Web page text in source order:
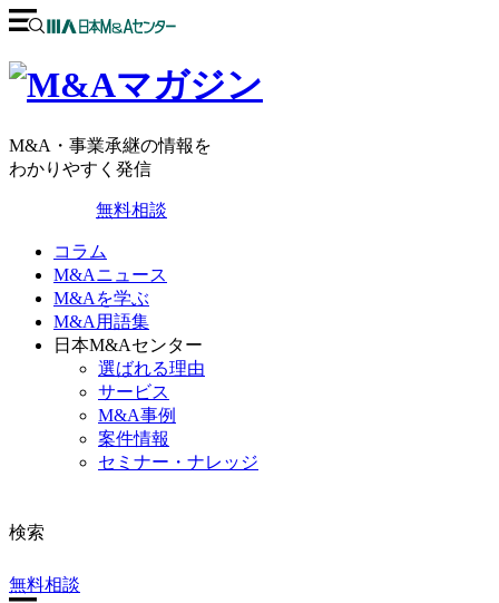
M&A・事業承継の情報を
わかりやすく発信
無料相談
コラム
M&Aニュース
M&Aを学ぶ
M&A用語集
日本M&Aセンター
選ばれる理由
サービス
M&A事例
案件情報
セミナー・ナレッジ
検索
無料相談